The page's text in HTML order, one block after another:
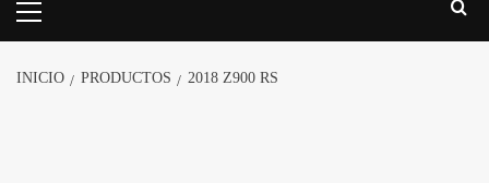
INICIO PRODUCTOS 2018 Z900 RS